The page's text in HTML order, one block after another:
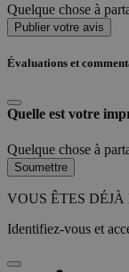
Quelque chose à
Publier votre avis
Évaluations et
Quelle est votre
Quelque chose à
Soumettre
VOUS ÊTES DÉJÀ
Identifiez-vous et